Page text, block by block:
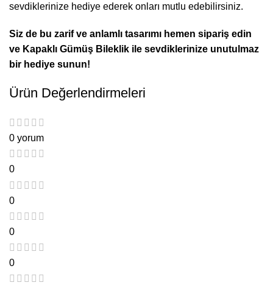
sevdiklerinize hediye ederek onları mutlu edebilirsiniz.
Siz de bu zarif ve anlamlı tasarımı hemen sipariş edin
ve Kapaklı Gümüş Bileklik ile sevdiklerinize unutulmaz
bir hediye sunun!
Ürün Değerlendirmeleri
0 yorum
0
0
0
0